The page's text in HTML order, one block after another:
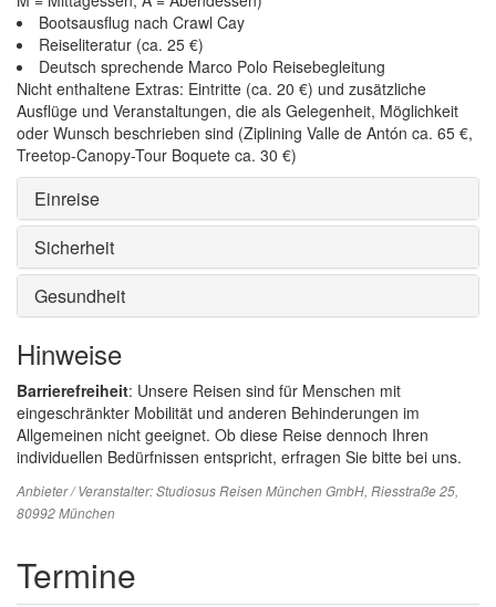
Bootsausflug nach Crawl Cay
Reiseliteratur (ca. 25 €)
Deutsch sprechende Marco Polo Reisebegleitung
Nicht enthaltene Extras: Eintritte (ca. 20 €) und zusätzliche
Ausflüge und Veranstaltungen, die als Gelegenheit, Möglichkeit
oder Wunsch beschrieben sind (Ziplining Valle de Antón ca. 65 €,
Treetop-Canopy-Tour Boquete ca. 30 €)
Einreise
Sicherheit
Gesundheit
Hinweise
Barrierefreiheit: Unsere Reisen sind für Menschen mit
eingeschränkter Mobilität und anderen Behinderungen im
Allgemeinen nicht geeignet. Ob diese Reise dennoch Ihren
individuellen Bedürfnissen entspricht, erfragen Sie bitte bei uns.
Anbieter / Veranstalter:Studiosus Reisen München GmbH, Riesstraße 25,
80992 München
Termine